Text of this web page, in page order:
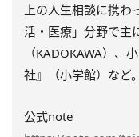
上の人生相談に携
活・医療」分野で主
（KADOKAWA）、
社』（小学館）など。
公式note